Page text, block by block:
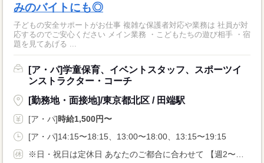
みのバイトにも◎
子どもの安全サポートがお仕事 複雑な保護者対応や業務は 社員が対
応するのでご安心ください メイン業務 ・こどもたちの遊び相手 ・宿
題を見てあげる ...
[ア・パ]学童保育、イベントスタッフ、スポーツイ
ンストラクター・コーチ
[勤務地・面接地]/東京都北区 / 田端駅
[ア・パ]時給1,500円〜
[ア・パ]14:15〜18:15、13:00〜18:00、13:15〜19:15